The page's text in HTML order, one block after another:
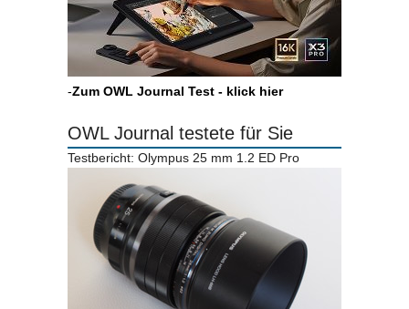
-Zum OWL Journal Test - klick hier
OWL Journal testete für Sie
Testbericht: Olympus 25 mm 1.2 ED Pro